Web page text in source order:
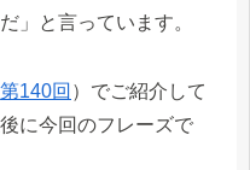
」と言っています。
第140回 ）でご紹介して
に今回のフレーズで